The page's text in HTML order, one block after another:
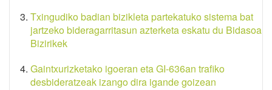
Txingudiko badian bizikleta partekatuko sistema bat
jartzeko bideragarritasun azterketa eskatu du Bidasoa
Bizirikek
Gaintxurizketako igoeran eta GI-636an trafiko
desbideratzeak izango dira igande goizean